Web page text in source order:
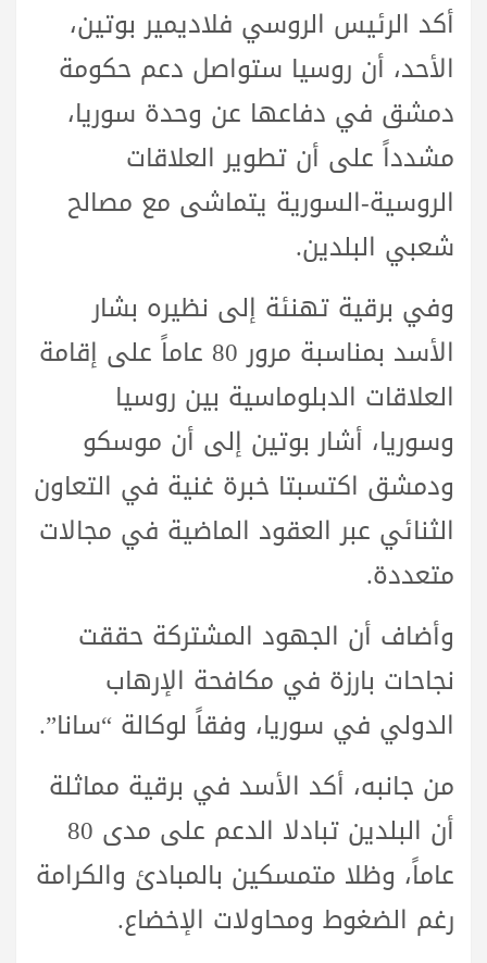
أكد الرئيس الروسي فلاديمير بوتين،
الأحد، أن روسيا ستواصل دعم حكومة
دمشق في دفاعها عن وحدة سوريا،
مشدداً على أن تطوير العلاقات
الروسية-السورية يتماشى مع مصالح
شعبي البلدين.
وفي برقية تهنئة إلى نظيره بشار
الأسد بمناسبة مرور 80 عاماً على إقامة
العلاقات الدبلوماسية بين روسيا
وسوريا، أشار بوتين إلى أن موسكو
ودمشق اكتسبتا خبرة غنية في التعاون
الثنائي عبر العقود الماضية في مجالات
متعددة.
وأضاف أن الجهود المشتركة حققت
نجاحات بارزة في مكافحة الإرهاب
الدولي في سوريا، وفقاً لوكالة “سانا”.
من جانبه، أكد الأسد في برقية مماثلة
أن البلدين تبادلا الدعم على مدى 80
عاماً، وظلا متمسكين بالمبادئ والكرامة
رغم الضغوط ومحاولات الإخضاع.